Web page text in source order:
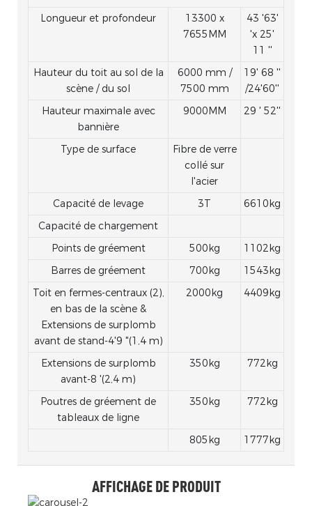
Longueur et profondeur
13300 x
7655MM
43 '63'
'x 25'
11 ''
Hauteur du toit au sol de la
scène / du sol
6000 mm /
7500 mm
19' 68 ''
/24'60''
Hauteur maximale avec
bannière
9000MM 29 ' 52''
Type de surface
Fibre de verre
collé sur
l'acier
Capacité de levage
3T
6610kg
Capacité de chargement
Points de gréement
500kg
1102kg
Barres de gréement
700kg
1543kg
Toit en fermes-centraux (2),
en bas de la scène &
Extensions de surplomb
avant de stand-4'9 "(1,4 m)
2000kg 4409kg
Extensions de surplomb
avant-8 '(2,4 m)
350kg 772kg
Poutres de gréement de
tableaux de ligne
350kg 772kg
805kg 1777kg
AFFICHAGE DE PRODUIT